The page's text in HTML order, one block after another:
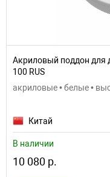
Акриловый поддон для
100 RUS
акриловые • белые •
Китай
В наличии
10 080 р.